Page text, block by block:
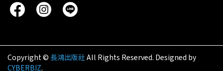
Copyright © 長鴻出版社 All Rights Reserved. Designed by
CYBERBIZ.